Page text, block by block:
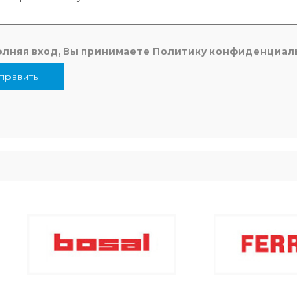
вход, Вы принимаете Политику